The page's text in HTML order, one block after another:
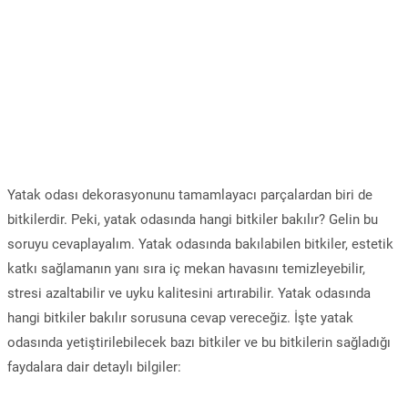
Yatak odası dekorasyonunu tamamlayacı parçalardan biri de
bitkilerdir. Peki, yatak odasında hangi bitkiler bakılır? Gelin bu
soruyu cevaplayalım. Yatak odasında bakılabilen bitkiler, estetik
katkı sağlamanın yanı sıra iç mekan havasını temizleyebilir,
stresi azaltabilir ve uyku kalitesini artırabilir. Yatak odasında
hangi bitkiler bakılır sorusuna cevap vereceğiz. İşte yatak
odasında yetiştirilebilecek bazı bitkiler ve bu bitkilerin sağladığı
faydalara dair detaylı bilgiler: